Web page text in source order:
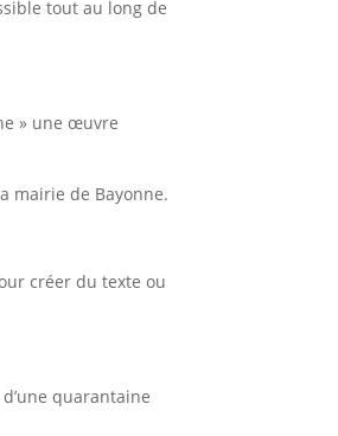
tout au long de
» une œuvre
mairie de Bayonne.
créer du texte ou
quarantaine